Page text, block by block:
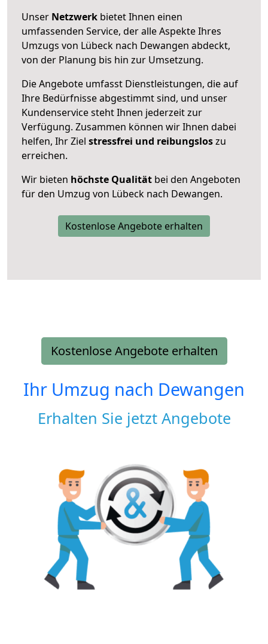
Unser Netzwerk bietet Ihnen einen
umfassenden Service, der alle Aspekte Ihres
Umzugs von Lübeck nach Dewangen abdeckt,
von der Planung bis hin zur Umsetzung.
Die Angebote umfasst Dienstleistungen, die auf
Ihre Bedürfnisse abgestimmt sind, und unser
Kundenservice steht Ihnen jederzeit zur
Verfügung. Zusammen können wir Ihnen dabei
helfen, Ihr Ziel stressfrei und reibungsloszu
erreichen.
Wir bieten höchste Qualität bei den Angeboten
für den Umzug von Lübeck nach Dewangen.
Kostenlose Angebote erhalten
Kostenlose Angebote erhalten
Ihr Umzug nach Dewangen
Erhalten Sie jetzt Angebote